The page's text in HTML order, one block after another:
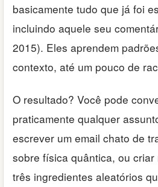
basicamente tudo que já foi
incluindo aquele seu
2015). Eles aprendem
contexto, até um pouco de
O resultado? Você pode
praticamente qualquer
escrever um email chato de
sobre física quântica, ou
três ingredientes aleatórios